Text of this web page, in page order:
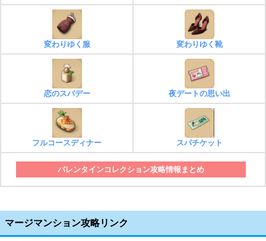
変わりゆく服 変わりゆく靴
恋のスパデー 夜デートの思い出
フルコースディナー スパチケット
バレンタインコレクション攻略情報まとめ
マージマンション攻略リンク